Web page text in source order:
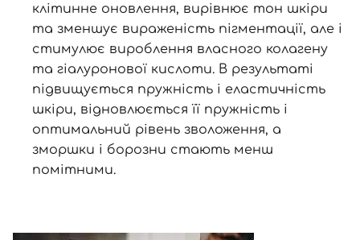
клітинне оновлення, вирівнює тон шкіри
та зменшує вираженість пігментації, але і
стимулює вироблення власного колагену
та гіалуронової кислоти. В результаті
підвищується пружність і еластичність
шкіри, відновлюється її пружність і
оптимальний рівень зволоження, а
зморшки і борозни стають менш
помітними.